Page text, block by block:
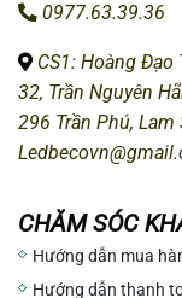
0977.63.39.36
CS1: Hoàng Đạo
32, Trần Nguyên
296 Trần Phú, Lam
CHĂM SÓC
Hướng dẫn mua
Hướng dẫn thanh